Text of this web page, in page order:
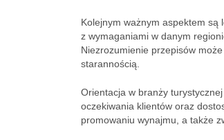
Kolejnym ważnym aspektem są
z wymaganiami w danym
Niezrozumienie przepisów
starannością.
Orientacja w branży
oczekiwania klientów oraz
promowaniu wynajmu, a także